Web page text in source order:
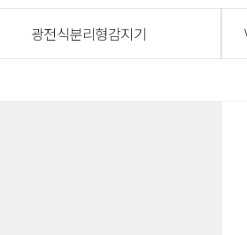
광전식분리형감지기